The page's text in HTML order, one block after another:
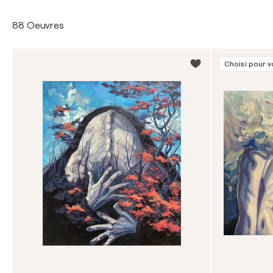
88 Oeuvres
Choisi pour